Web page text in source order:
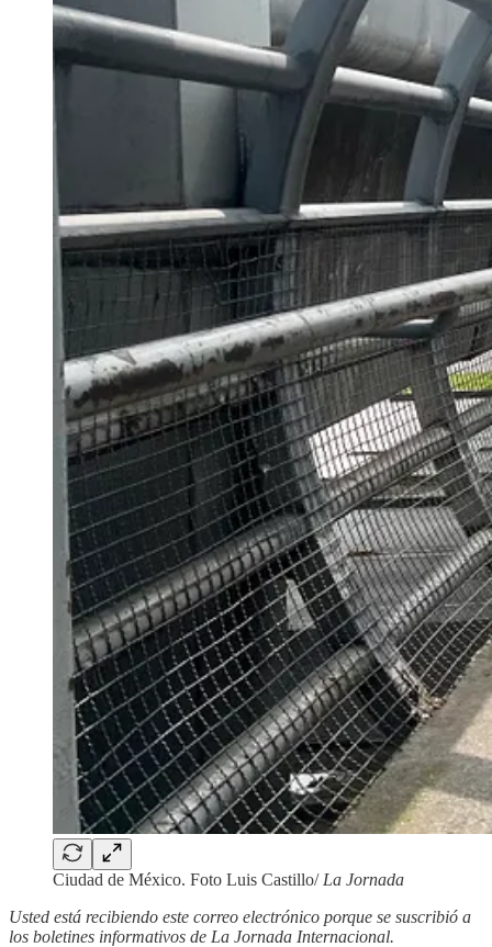
Ciudad de México. Foto Luis Castillo/ La Jornada
Usted está recibiendo este correo electrónico porque se suscribió a
los boletines informativos de La Jornada Internacional.